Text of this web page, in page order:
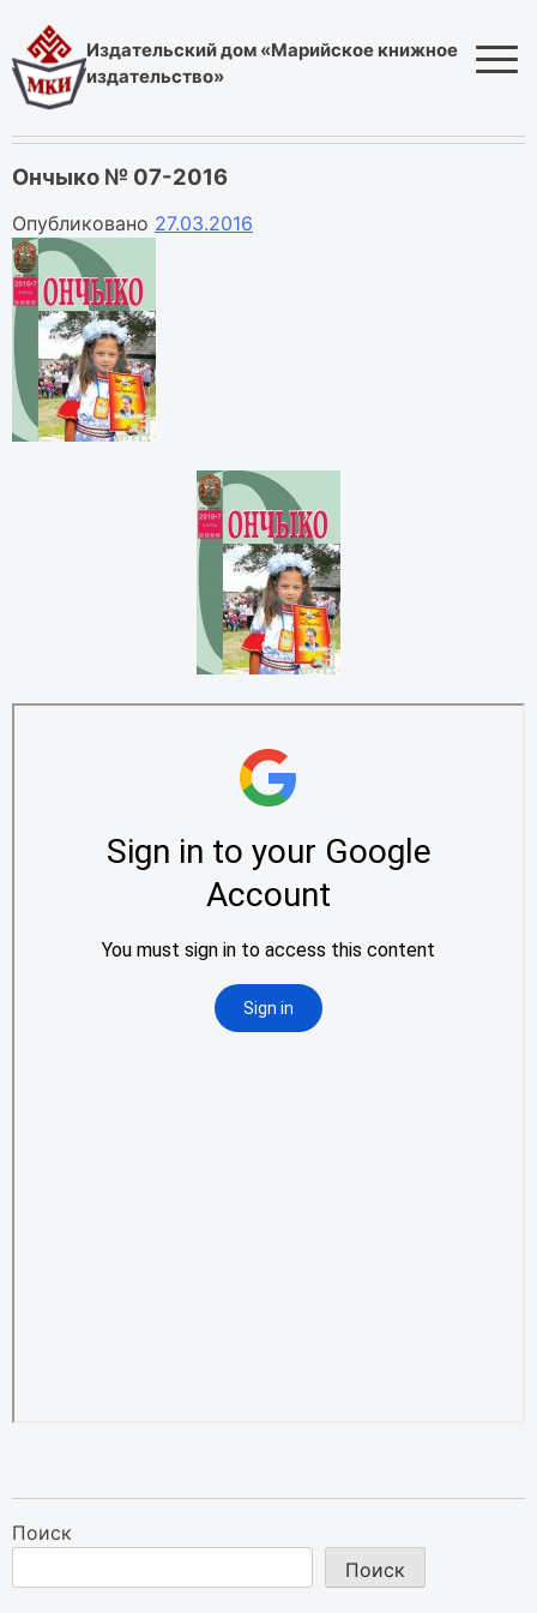
to
content
Издательский дом «Марийское книжное
издательство»
Ончыко № 07-2016
Опубликовано 27.03.2016
Поиск
Поиск